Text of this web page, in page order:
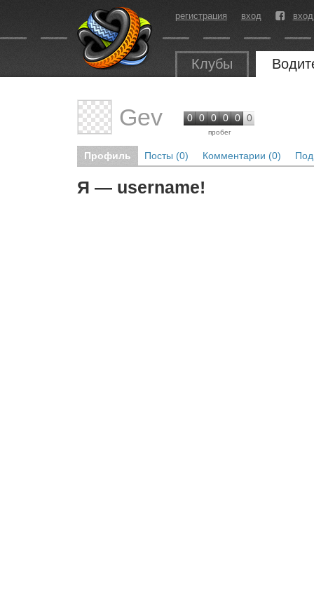
регистрация вход
Клубы
Gev 0 0 0 0 0 0
пробег
Профиль Посты (0) Комментарии (0)
Я — username!